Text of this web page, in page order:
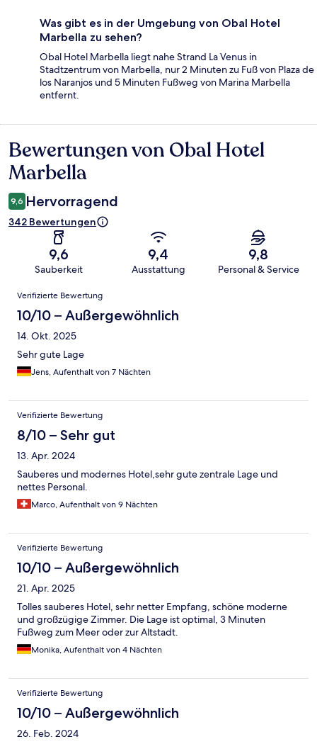
Was gibt es in der Umgebung von Obal Hotel
Marbella zu sehen?
Obal Hotel Marbella liegt nahe Strand La Venus in
Stadtzentrum von Marbella, nur 2 Minuten zu Fuß von Plaza de
los Naranjos und 5 Minuten Fußweg von Marina Marbella
entfernt.
Bewertungen
Bewertungen von Obal Hotel
Marbella
9,6 Hervorragend
342 Bewertungen
9,6
Sauberkeit
9,4
Ausstattung
9,8
Personal & Service
Bewertungen
Verifizierte Bewertung
10/10 – Außergewöhnlich
14. Okt. 2025
Sehr gute Lage
Jens, Aufenthalt von 7 Nächten
Verifizierte Bewertung
8/10 – Sehr gut
13. Apr. 2024
Sauberes und modernes Hotel,sehr gute zentrale Lage und
nettes Personal.
Marco, Aufenthalt von 9 Nächten
Verifizierte Bewertung
10/10 – Außergewöhnlich
21. Apr. 2025
Tolles sauberes Hotel, sehr netter Empfang, schöne moderne
und großzügige Zimmer. Die Lage ist optimal, 3 Minuten
Fußweg zum Meer oder zur Altstadt.
Monika, Aufenthalt von 4 Nächten
Verifizierte Bewertung
10/10 – Außergewöhnlich
26. Feb. 2024